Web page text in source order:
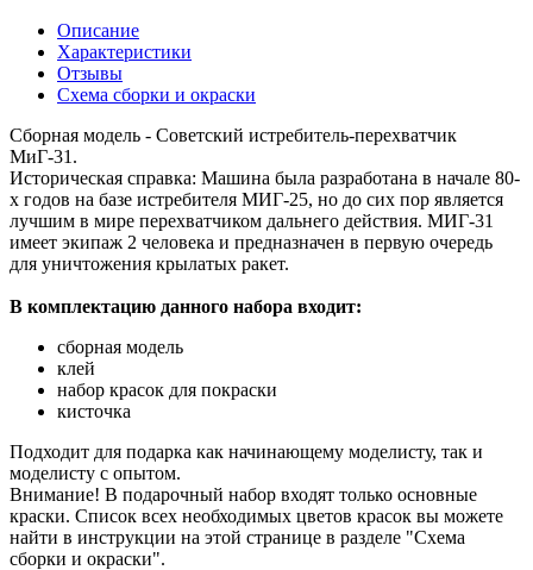
Описание
Характеристики
Отзывы
Схема сборки и окраски
Сборная модель - Советский истребитель-перехватчик
МиГ-31.
Историческая справка: Машина была разработана в начале 80-
х годов на базе истребителя МИГ-25, но до сих пор является
лучшим в мире перехватчиком дальнего действия. МИГ-31
имеет экипаж 2 человека и предназначен в первую очередь
для уничтожения крылатых ракет.
В комплектацию данного набора входит:
сборная модель
клей
набор красок для покраски
кисточка
Подходит для подарка как начинающему моделисту, так и
моделисту с опытом.
Внимание! В подарочный набор входят только основные
краски. Список всех необходимых цветов красок вы можете
найти в инструкции на этой странице в разделе "Схема
сборки и окраски".